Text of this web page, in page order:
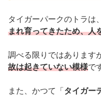
タイガーパークのトラは、
まれ育ってきたため、人
調べる限りではあります
故は起きていない模様で
また、かつて「 タイガー